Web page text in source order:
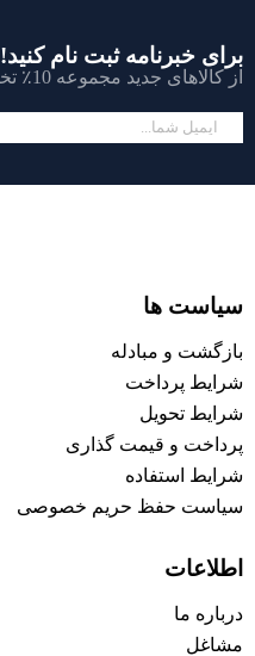
برای خبرنامه ثبت نام کنید!
از کالاهای جدید مجموعه 10٪ تخفیف بگیرید
سیاست ها
بازگشت و مبادله
شرایط پرداخت
شرایط تحویل
پرداخت و قیمت گذاری
شرایط استفاده
سیاست حفظ حریم خصوصی
اطلاعات
درباره ما
مشاغل